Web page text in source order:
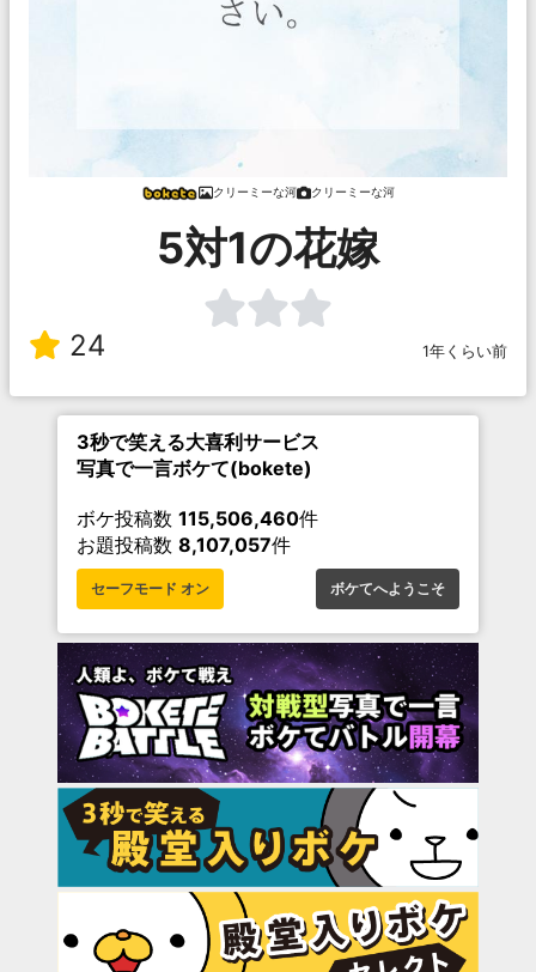
クリーミーな河 クリーミーな河
5対1の花嫁
24 1年くらい前
3秒で笑える大喜利サービス
写真で一言ボケて(bokete)
ボケ投稿数 115,506,460件
お題投稿数 8,107,057件
セーフモード オン ボケてへようこそ